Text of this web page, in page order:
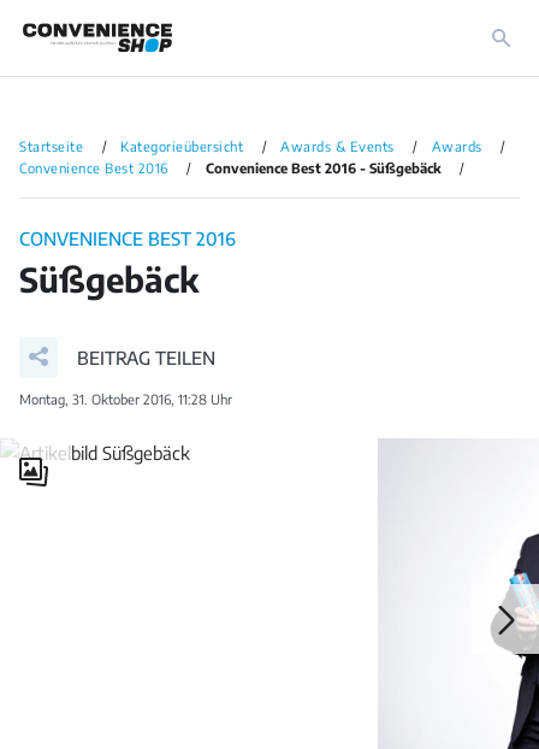
Startseite Kategorieübersicht Awards & Events
Awards
Convenience Best 2016
Convenience Best 2016 - Süßgebäck
CONVENIENCE BEST 2016
Süßgebäck
BEITRAG TEILEN
Montag, 31. Oktober 2016, 11:28 Uhr
Galerie
öffnen
Galerie
öffnen